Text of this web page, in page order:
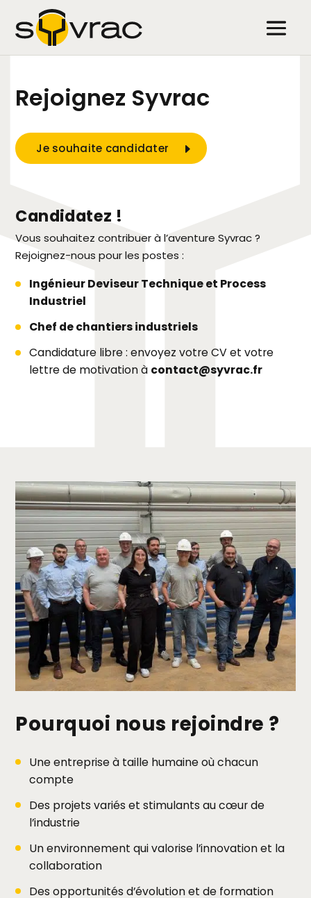
Rejoignez Syvrac
Je souhaite candidater
Candidatez !
Vous souhaitez contribuer à l’aventure Syvrac ?
Rejoignez-nous pour les postes :
Ingénieur Deviseur Technique et Process
Industriel
Chef de chantiers industriels
Candidature libre : envoyez votre CV et votre
lettre de motivation à contact@syvrac.fr
Pourquoi nous rejoindre ?
Une entreprise à taille humaine où chacun
compte
Des projets variés et stimulants au cœur de
l’industrie
Un environnement qui valorise l’innovation et la
collaboration
Des opportunités d’évolution et de formation